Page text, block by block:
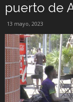
puerto de
13 mayo, 2023